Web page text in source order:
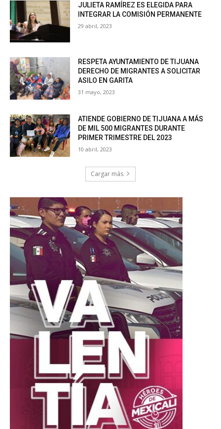
JULIETA RAMÍREZ ES ELEGIDA PARA
INTEGRAR LA COMISIÓN PERMANENTE
29 abril, 2023
RESPETA AYUNTAMIENTO DE TIJUANA
DERECHO DE MIGRANTES A SOLICITAR
ASILO EN GARITA
31 mayo, 2023
ATIENDE GOBIERNO DE TIJUANA A MÁS
DE MIL 500 MIGRANTES DURANTE
PRIMER TRIMESTRE DEL 2023
10 abril, 2023
Cargar más